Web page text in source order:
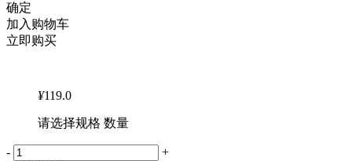
确定
加入购物车
立即购买
¥119.0
请选择规格 数量
-
+